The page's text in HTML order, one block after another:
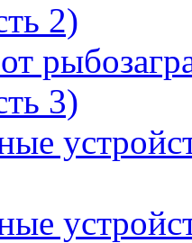
2)
3)